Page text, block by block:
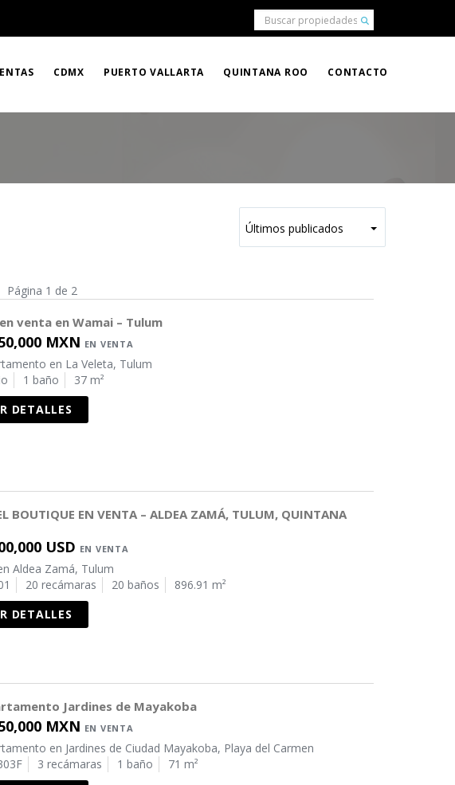
CDMX PUERTO VALLARTA QUINTANA ROO CONTACTO
Página 1 de 2
venta en Wamai – Tulum
MXN EN VENTA
en La Veleta, Tulum
1 baño
37 m²
DETALLES
BOUTIQUE EN VENTA – ALDEA ZAMÁ, TULUM, QUINTANA
USD EN VENTA
Aldea Zamá, Tulum
20 recámaras 20 baños
896.91 m²
DETALLES
Jardines de Mayakoba
MXN EN VENTA
en Jardines de Ciudad Mayakoba, Playa del Carmen
3 recámaras 1 baño
71 m²